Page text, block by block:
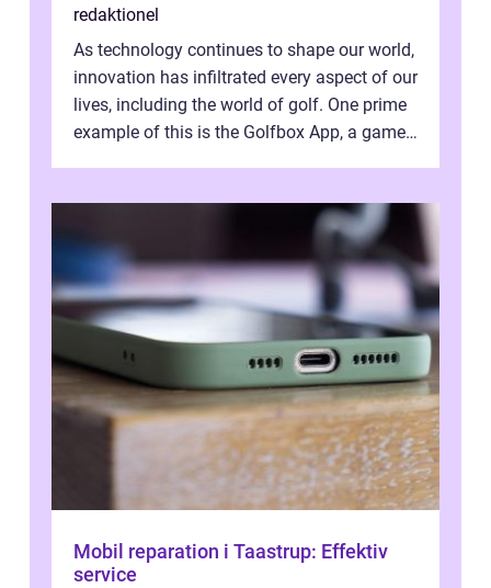
redaktionel
As technology continues to shape our world,
innovation has infiltrated every aspect of our
lives, including the world of golf. One prime
example of this is the Golfbox App, a game-
Mobil reparation i Taastrup: Effektiv
service